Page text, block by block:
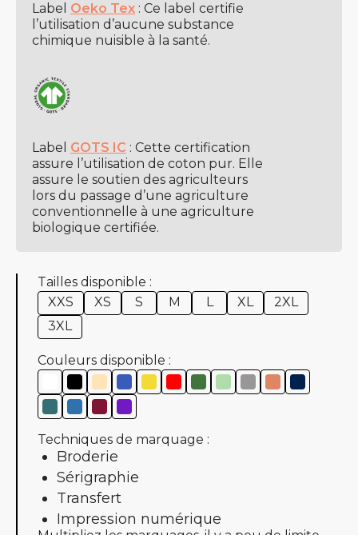
Label Oeko Tex : Ce label certifie
l’utilisation d’aucune substance
chimique nuisible à la santé.
Label GOTS IC : Cette certification
assure l’utilisation de coton pur. Elle
assure le soutien des agriculteurs
lors du passage d’une agriculture
conventionnelle à une agriculture
biologique certifiée.
Tailles disponible :
XXS
XS S M L XL
2XL
3XL
Couleurs disponible :
Techniques de marquage :
Broderie
Sérigraphie
Transfert
Impression numérique